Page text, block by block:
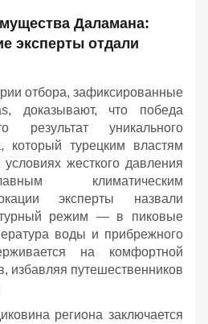
Даламана:
эксперты отдали
отбора, зафиксированные
доказывают, что победа
уникального
который турецким властям
жесткого давления
климатическим
эксперты назвали
режим — в пиковые
воды и прибрежного
на комфортной
избавляя путешественников
региона заключается